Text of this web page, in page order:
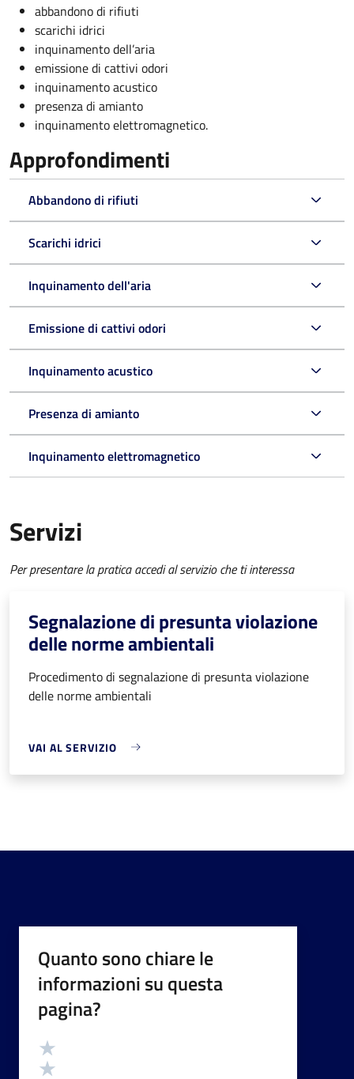
abbandono di rifiuti
scarichi idrici
inquinamento dell’aria
emissione di cattivi odori
inquinamento acustico
presenza di amianto
inquinamento elettromagnetico.
Approfondimenti
Abbandono di rifiuti
Scarichi idrici
Inquinamento dell'aria
Emissione di cattivi odori
Inquinamento acustico
Presenza di amianto
Inquinamento elettromagnetico
Servizi
Per presentare la pratica accedi al servizio che ti interessa
Segnalazione di presunta violazione
delle norme ambientali
Procedimento di segnalazione di presunta violazione
delle norme ambientali
VAI AL SERVIZIO
Quanto sono chiare le
informazioni su questa
pagina?
Valutazione